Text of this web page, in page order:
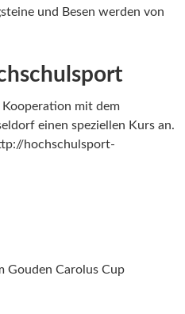
und Besen werden von
mit dem
einen speziellen Kurs an.
hochschulsport-
Gouden Carolus Cup